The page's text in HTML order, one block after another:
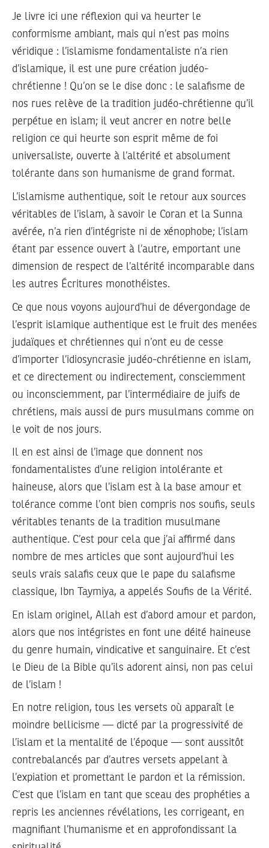
Je livre ici une réflexion qui va heurter le
conformisme ambiant, mais qui n’est pas moins
véridique : l’islamisme fondamentaliste n’a rien
d’islamique, il est une pure création judéo-
chrétienne ! Qu’on se le dise donc : le salafisme de
nos rues relève de la tradition judéo-chrétienne qu’il
perpétue en islam; il veut ancrer en notre belle
religion ce qui heurte son esprit même de foi
universaliste, ouverte à l’altérité et absolument
tolérante dans son humanisme de grand format.
L’islamisme authentique, soit le retour aux sources
véritables de l’islam, à savoir le Coran et la Sunna
avérée, n’a rien d’intégriste ni de xénophobe; l’islam
étant par essence ouvert à l’autre, emportant une
dimension de respect de l’altérité incomparable dans
les autres Écritures monothéistes.
Ce que nous voyons aujourd’hui de dévergondage de
l’esprit islamique authentique est le fruit des menées
judaïques et chrétiennes qui n’ont eu de cesse
d’importer l’idiosyncrasie judéo-chrétienne en islam,
et ce directement ou indirectement, consciemment
ou inconsciemment, par l’intermédiaire de juifs de
chrétiens, mais aussi de purs musulmans comme on
le voit de nos jours.
Il en est ainsi de l’image que donnent nos
fondamentalistes d’une religion intolérante et
haineuse, alors que l’islam est à la base amour et
tolérance comme l’ont bien compris nos soufis, seuls
véritables tenants de la tradition musulmane
authentique. C’est pour cela que j’ai affirmé dans
nombre de mes articles que sont aujourd’hui les
seuls vrais salafis ceux que le pape du salafisme
classique, Ibn Taymiya, a appelés Soufis de la Vérité.
En islam originel, Allah est d’abord amour et pardon,
alors que nos intégristes en font une déité haineuse
du genre humain, vindicative et sanguinaire. Et c’est
le Dieu de la Bible qu’ils adorent ainsi, non pas celui
de l’islam !
En notre religion, tous les versets où apparaît le
moindre bellicisme — dicté par la progressivité de
l’islam et la mentalité de l’époque — sont aussitôt
contrebalancés par d’autres versets appelant à
l’expiation et promettant le pardon et la rémission.
C’est que l’islam en tant que sceau des prophéties a
repris les anciennes révélations, les corrigeant, en
magnifiant l’humanisme et en approfondissant la